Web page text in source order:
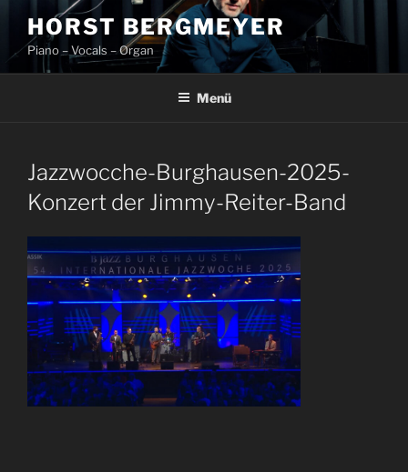
Inhalt
springen
HORST BERGMEYER
Piano – Vocals – Organ
Menü
Jazzwocche-Burghausen-2025-
Konzert der Jimmy-Reiter-Band